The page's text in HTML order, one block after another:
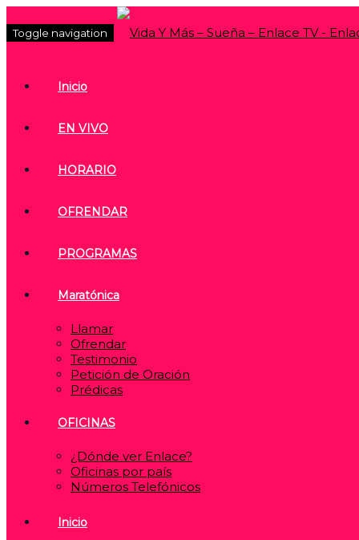
Toggle navigation
Inicio
EN VIVO
HORARIO
OFRENDAR
PROGRAMAS
Maratónica
Llamar
Ofrendar
Testimonio
Petición de Oración
Prédicas
OFICINAS
¿Dónde ver Enlace?
Oficinas por país
Números Telefónicos
Inicio